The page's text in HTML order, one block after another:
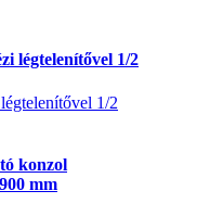
légtelenítővel 1/2
1/2
konzol
mm